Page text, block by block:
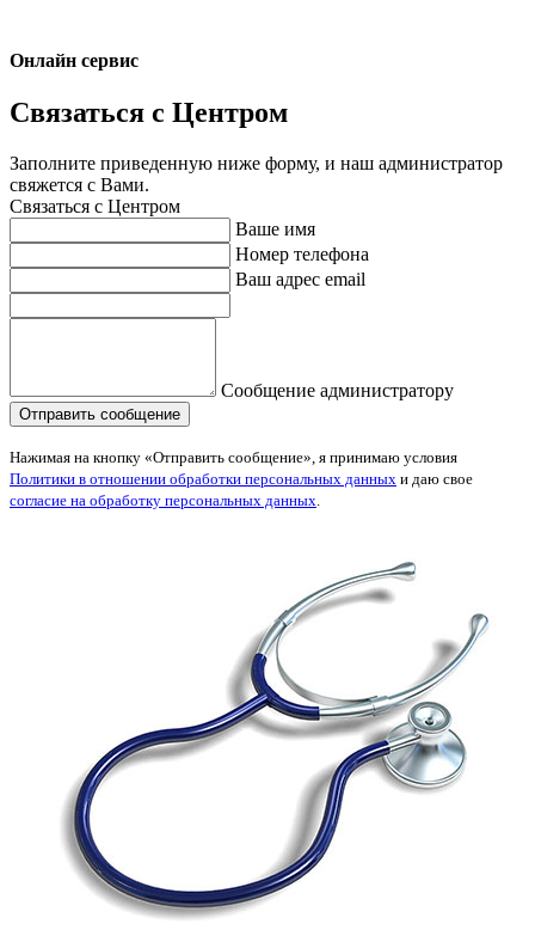
Онлайн сервис
Связаться с Центром
Заполните приведенную ниже форму, и наш администратор
свяжется с Вами.
Связаться с Центром
Ваше имя
Номер телефона
Ваш адрес email
Сообщение администратору
Нажимая на кнопку «Отправить сообщение», я принимаю условия
Политики в отношении обработки персональных данных и даю свое
согласие на обработку персональных данных.